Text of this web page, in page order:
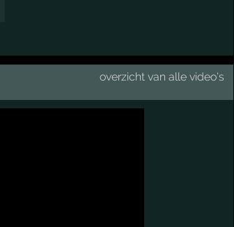
overzicht van alle video's